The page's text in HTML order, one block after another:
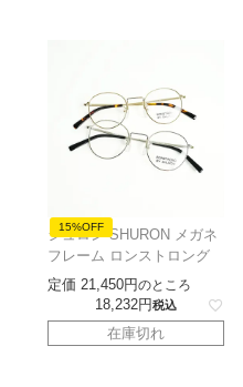
15%OFF
シュロン SHURON メガネ
フレーム ロンストロング
定価 21,450 のところ
18,232 税込
在庫切れ